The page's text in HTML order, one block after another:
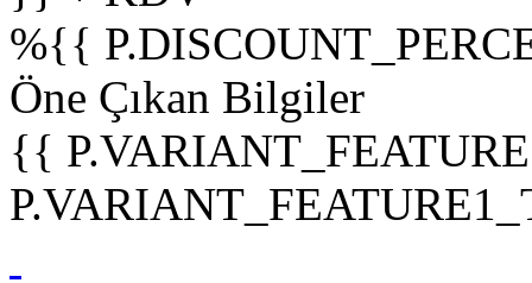
%{{
Öne Çıkan Bilgiler
{{